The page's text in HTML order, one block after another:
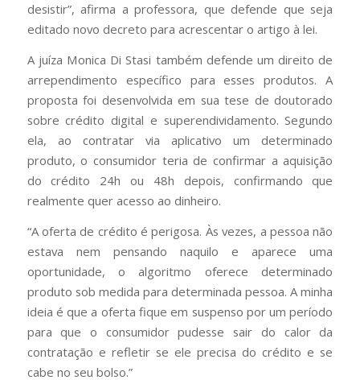
desistir”, afirma a professora, que defende que seja
editado novo decreto para acrescentar o artigo à lei.
A juíza Monica Di Stasi também defende um direito de
arrependimento específico para esses produtos. A
proposta foi desenvolvida em sua tese de doutorado
sobre crédito digital e superendividamento. Segundo
ela, ao contratar via aplicativo um determinado
produto, o consumidor teria de confirmar a aquisição
do crédito 24h ou 48h depois, confirmando que
realmente quer acesso ao dinheiro.
“A oferta de crédito é perigosa. Às vezes, a pessoa não
estava nem pensando naquilo e aparece uma
oportunidade, o algoritmo oferece determinado
produto sob medida para determinada pessoa. A minha
ideia é que a oferta fique em suspenso por um período
para que o consumidor pudesse sair do calor da
contratação e refletir se ele precisa do crédito e se
cabe no seu bolso.”